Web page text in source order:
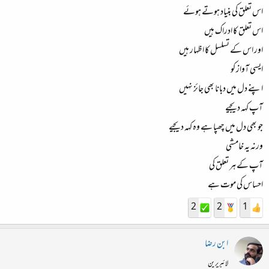
اس تعلق کی بنیاد ہوتے ہوئے
اس تعلق کا ادراک ہیں
اور اس کے تسلسل کا اظہار ہیں
ایسی آواز کو
اپنے دل میں دبانا بھی جائز نہیں
آپ کہہ دیجیے
جو بھی دل میں چھپا ہے وہ کہہ دیجیے
ورنہ یہ خامشی
آپ کے ہر تعلق کی
احساس کی موت ہے
1
2
2
ابن رضا
لائبریرین